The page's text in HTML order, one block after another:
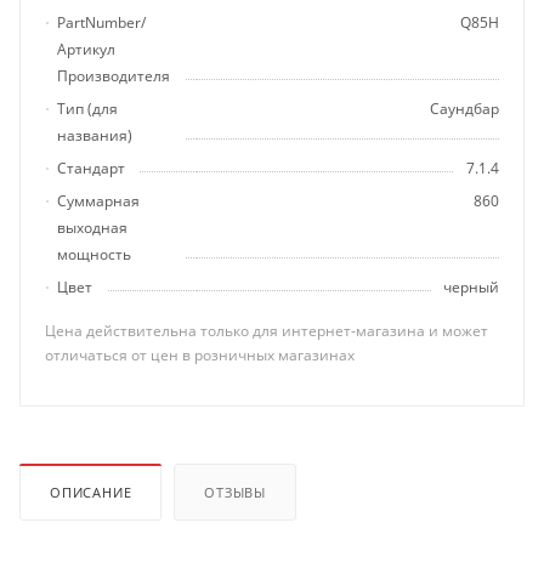
PartNumber/
Артикул
Производителя
Q85H
Тип (для
названия)
Саундбар
Стандарт
7.1.4
Суммарная
выходная
мощность
860
Цвет черный
Цена действительна только для интернет-магазина и может
отличаться от цен в розничных магазинах
ОПИСАНИЕ ОТЗЫВЫ